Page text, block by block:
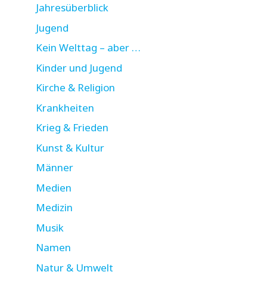
Jahresüberblick
Jugend
Kein Welttag – aber …
Kinder und Jugend
Kirche & Religion
Krankheiten
Krieg & Frieden
Kunst & Kultur
Männer
Medien
Medizin
Musik
Namen
Natur & Umwelt